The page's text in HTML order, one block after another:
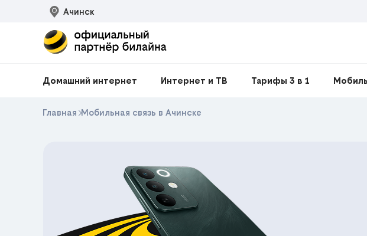
Ачинск
Домашний интернет Интернет и ТВ Тарифы 3 в 1
Главная Мобильная связь в Ачинске
200₽
MOBIDEAL